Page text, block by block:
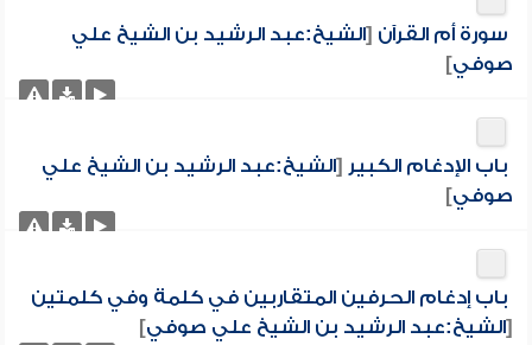
سورة أم القرآن [الشيخ:عبد الرشيد بن الشيخ علي
صوفي]
باب الإدغام الكبير [الشيخ:عبد الرشيد بن الشيخ علي
صوفي]
باب إدغام الحرفين المتقاربين في كلمة وفي كلمتين
[الشيخ:عبد الرشيد بن الشيخ علي صوفي]